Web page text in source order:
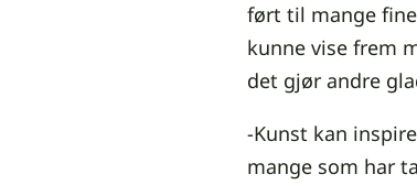
ført til mange fine
kunne vise frem
det gjør andre
-Kunst kan
mange som har